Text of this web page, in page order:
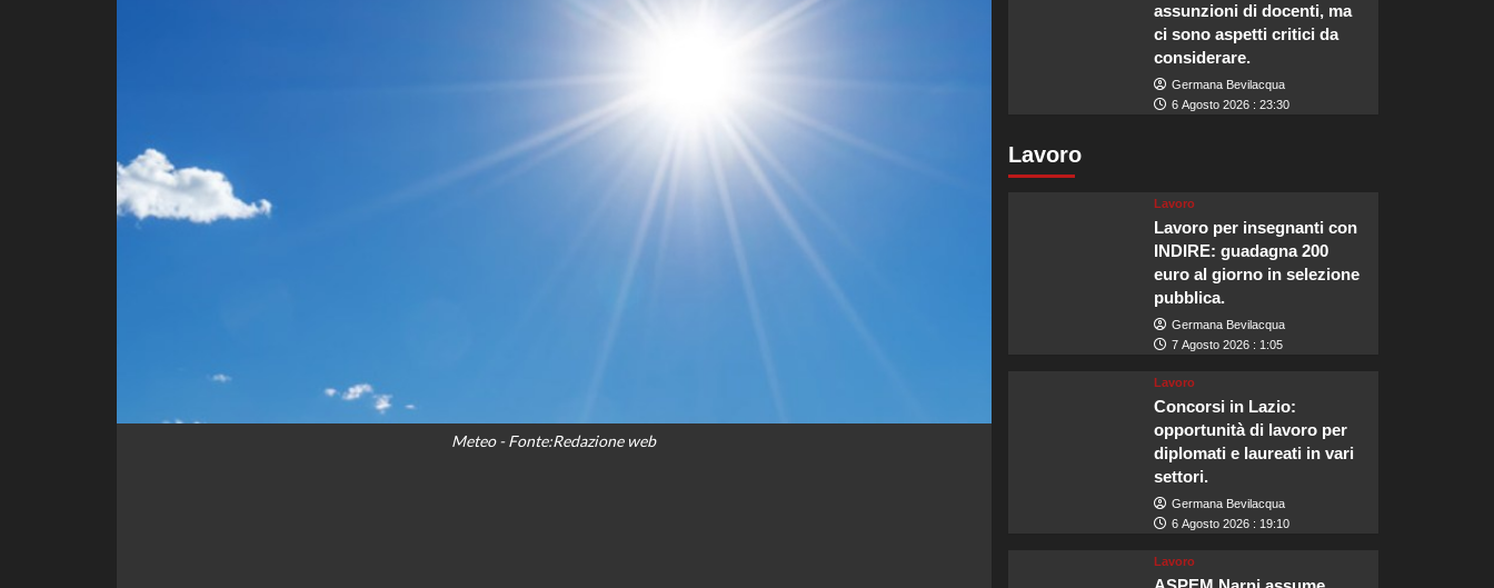
Meteo - Fonte:Redazione web
assunzioni di docenti, ma
ci sono aspetti critici da
considerare.
Germana Bevilacqua
6 Agosto 2026 : 23:30
Lavoro
Lavoro
Lavoro per insegnanti con
INDIRE: guadagna 200
euro al giorno in selezione
pubblica.
Germana Bevilacqua
7 Agosto 2026 : 1:05
Lavoro
Concorsi in Lazio:
opportunità di lavoro per
diplomati e laureati in vari
settori.
Germana Bevilacqua
6 Agosto 2026 : 19:10
Lavoro